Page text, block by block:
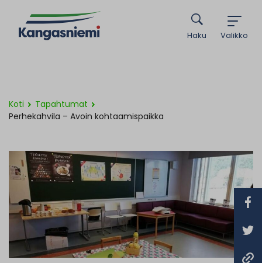
Valikko
Haku
Koti
Tapahtumat
Perhekahvila – Avoin kohtaamispaikka